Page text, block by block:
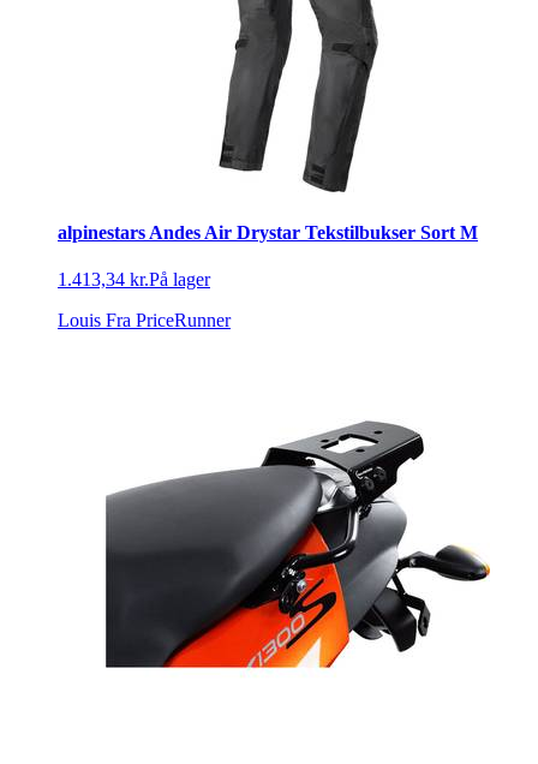
alpinestars Andes Air Drystar Tekstilbukser Sort M
1.413,34 kr.På lager
Louis Fra PriceRunner